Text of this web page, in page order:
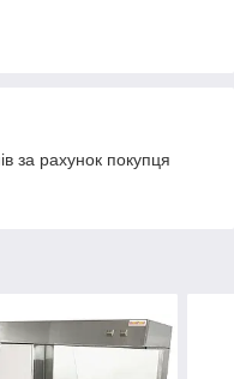
за рахунок покупця